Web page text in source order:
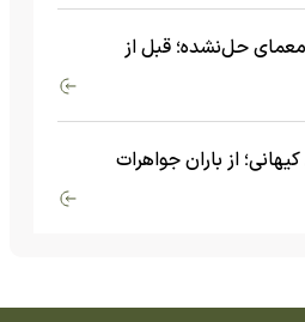
حل‌نشده؛ قبل از
چیزی وجود داشت؟
از باران جواهرات
و شیشه